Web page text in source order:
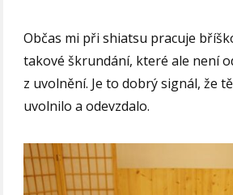
Občas mi při shiatsu pracuje
takové škrundání, které ale není
z uvolnění. Je to dobrý signál, že
uvolnilo a odevzdalo.